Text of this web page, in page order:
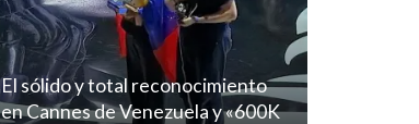
El sólido y total reconocimiento
en Cannes de Venezuela y «600K